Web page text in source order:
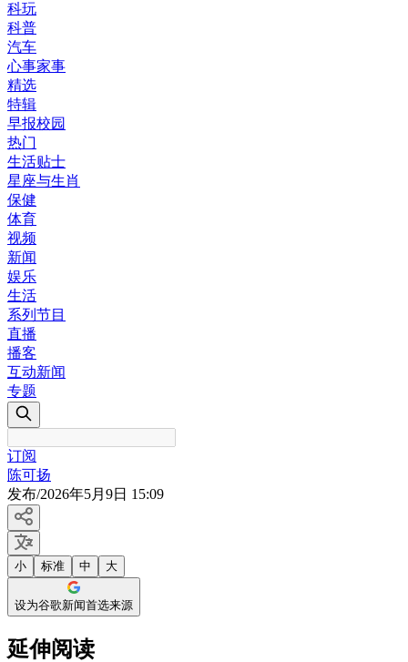
科玩
科普
汽车
心事家事
精选
特辑
早报校园
热门
生活贴士
星座与生肖
保健
体育
视频
新闻
娱乐
生活
系列节目
直播
播客
互动新闻
专题
订阅
陈可扬
发布/2026年5月9日 15:09
小 标准 中 大
设为谷歌新闻首选来源
延伸阅读